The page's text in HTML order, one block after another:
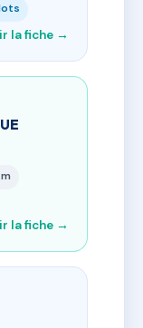
la fiche →
la fiche →